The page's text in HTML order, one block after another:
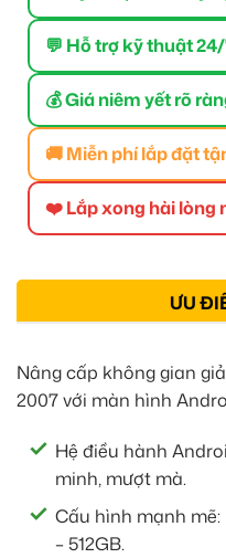
💬 Hỗ trợ kỹ thuật
💰 Giá niêm yết rõ
🚚 Miễn phí lắp đặt
❤️ Lắp xong hài lòng
ƯU
Nâng cấp không gian
2007 với màn hình
Hệ điều hành
minh, mượt mà.
Cấu hình mạnh mẽ:
– 512GB.